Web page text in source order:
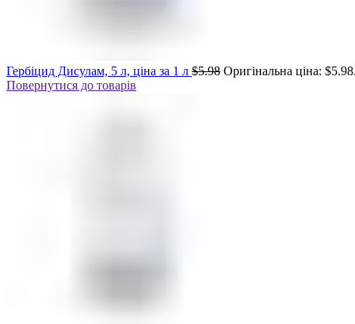
Гербіцид Дисулам, 5 л, ціна за 1 л $5.98 Оригінальна ціна:
Повернутися до товарів